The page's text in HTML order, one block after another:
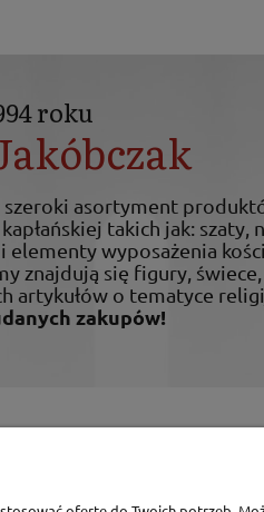
roku
asortyment
takich jak: szaty,
elementy wyposażenia
znajdują się figury, świece,
artykułów o tematyce
zakupów!
Dane